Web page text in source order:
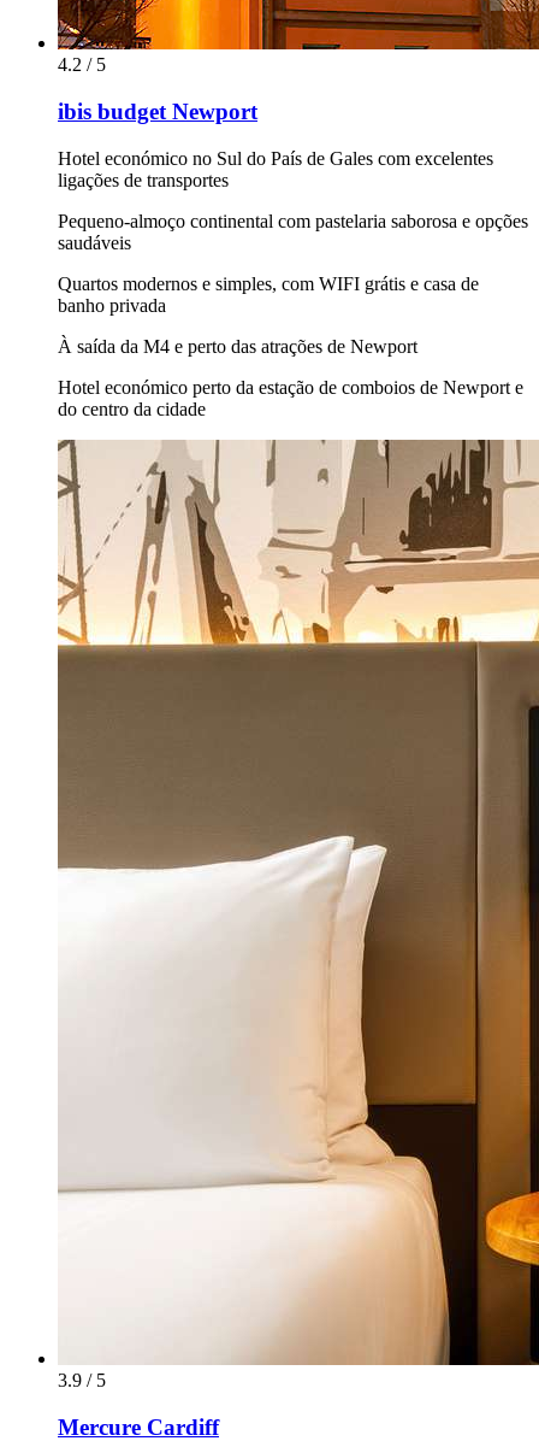
4.2 / 5
ibis budget Newport
Hotel económico no Sul do País de Gales com excelentes
ligações de transportes
Pequeno-almoço continental com pastelaria saborosa e opções
saudáveis
Quartos modernos e simples, com WIFI grátis e casa de
banho privada
À saída da M4 e perto das atrações de Newport
Hotel económico perto da estação de comboios de Newport e
do centro da cidade
3.9 / 5
Mercure Cardiff